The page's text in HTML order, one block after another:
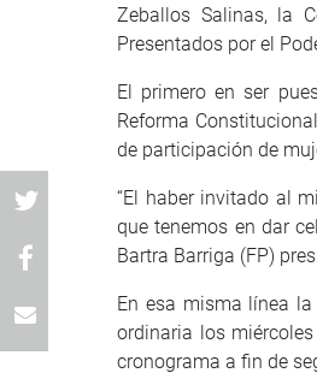
Zeballos Salinas, la
Presentados por el
El primero en ser
Reforma
de participación de
“El haber invitado al
que tenemos en dar
Bartra Barriga (FP)
En esa misma línea
ordinaria los
cronograma a fin de